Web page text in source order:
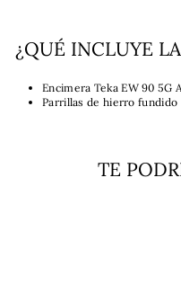
¿QUÉ INCLUYE
Encimera Teka EW 90 5G
Parrillas de hierro fundido
TE